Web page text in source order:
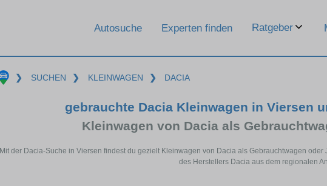
Autosuche Experten finden Ratgeber
❯ SUCHEN ❯ KLEINWAGEN ❯ DACIA
gebrauchte Dacia Kleinwagen in Viersen
Kleinwagen von Dacia als
Mit der Dacia-Suche in Viersen findest du gezielt Kleinwagen von Dacia als Gebrauchtwagen
des Herstellers Dacia aus dem regionalen